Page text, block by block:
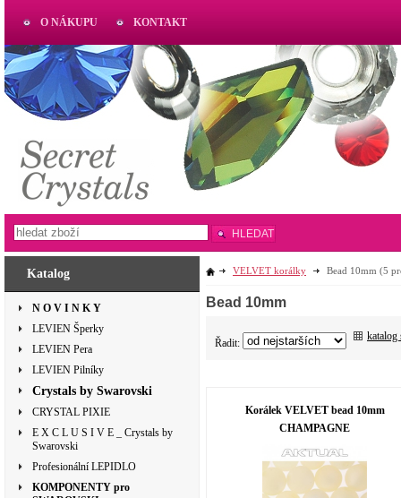
Katalog
N O V I N K Y
LEVIEN Šperky
LEVIEN Pera
LEVIEN Pilníky
Crystals by Swarovski
CRYSTAL PIXIE
E X C L U S I V E _ Crystals by
Swarovski
Profesionální LEPIDLO
KOMPONENTY pro
VELVET korálky Bead 10mm (5
Bead 10mm
Řadit:
katalog
Korálek VELVET bead 10mm
CHAMPAGNE
O NÁKUPU KONTAKT
AKTUAL
www.aktual-koralky.cz
HLEDAT